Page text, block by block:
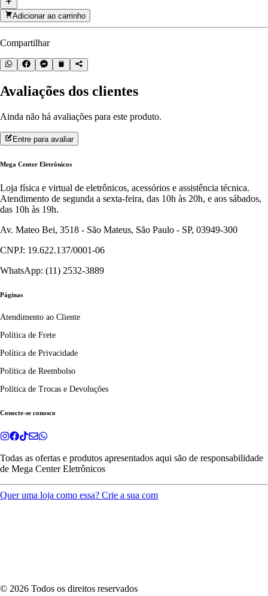
Adicionar ao carrinho
Compartilhar
Avaliações dos clientes
Ainda não há avaliações para este produto.
Entre para avaliar
Mega Center Eletrônicos
Loja física e virtual de eletrônicos, acessórios e assistência técnica.
Atendimento de segunda a sexta-feira, das 10h às 20h, e aos sábados,
das 10h às 19h.
Av. Mateo Bei, 3518 - São Mateus, São Paulo - SP, 03949-300
CNPJ: 19.622.137/0001-06
WhatsApp: (11) 2532-3889
Páginas
Atendimento ao Cliente
Política de Frete
Política de Privacidade
Política de Reembolso
Política de Trocas e Devoluções
Conecte-se conosco
Todas as ofertas e produtos apresentados aqui são de responsabilidade
de Mega Center Eletrônicos
Quer uma loja como essa? Crie a sua com
© 2026 Todos os direitos reservados